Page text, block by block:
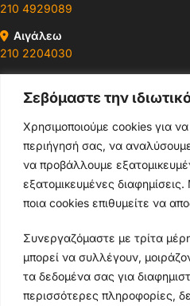
Σεβόμαστε την
Χρησιμοποιούμε cookies για
περιήγησή σας, να
να προβάλλουμε
εξατομικευμένες
ποια cookies επιθυμείτε να
Συνεργαζόμαστε με τρίτα
μπορεί να συλλέγουν,
τα δεδομένα σας για
περισσότερες πληροφορίες,
210 4929089
Αιγάλεω
210 2204030
210 4400147
Ωράρια & Διευθύνσεις →
210 4929089
Κεντρικό τηλέφωνο
info@thikishop.gr
Δευ - Σάβ: 10:00 - 21:00